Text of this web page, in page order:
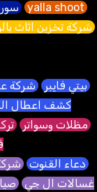
yalla shoot
شركة تخزين اثاث
بيتي فايبر شركة
كشف اعطال
مظلات وسواتر
دعاء القنوت
غسالات ال جي